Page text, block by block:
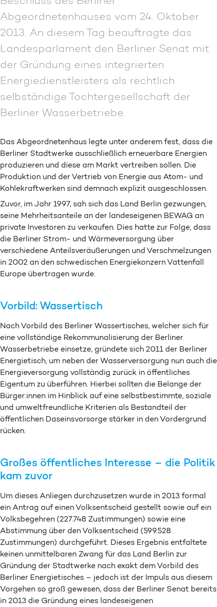
Abgeordnetenhauses vom 24. Oktober
2013. An diesem Tag beauftragte das
Landesparlament den Berliner Senat mit
der Gründung eines integrierten
Energiedienstleisters als rechtlich
selbständige Tochtergesellschaft der
Berliner Wasserbetriebe.
Das Abgeordnetenhaus legte unter anderem fest, dass die
Berliner Stadtwerke ausschließlich erneuerbare Energien
produzieren und diese am Markt vertreiben sollen. Die
Produktion und der Vertrieb von Energie aus Atom- und
Kohlekraftwerken sind demnach explizit ausgeschlossen.
Zuvor, im Jahr 1997, sah sich das Land Berlin gezwungen,
seine Mehrheitsanteile an der landeseigenen BEWAG an
private Investoren zu verkaufen. Dies hatte zur Folge, dass
die Berliner Strom- und Wärmeversorgung über
verschiedene Anteilsveräußerungen und Verschmelzungen
in 2002 an den schwedischen Energiekonzern Vattenfall
Europe übertragen wurde.
Vorbild: Wassertisch
Nach Vorbild des Berliner Wassertisches, welcher sich für
eine vollständige Rekommunalisierung der Berliner
Wasserbetriebe einsetze, gründete sich 2011 der Berliner
Energietisch, um neben der Wasserversorgung nun auch die
Energieversorgung vollständig zurück in öffentliches
Eigentum zu überführen. Hierbei sollten die Belange der
Bürger:innen im Hinblick auf eine selbstbestimmte, soziale
und umweltfreundliche Kriterien als Bestandteil der
öffentlichen Daseinsvorsorge stärker in den Vordergrund
rücken.
Großes öffentliches Interesse – die Politik
kam zuvor
Um dieses Anliegen durchzusetzen wurde in 2013 formal
ein Antrag auf einen Volksentscheid gestellt sowie auf ein
Volksbegehren (227.748 Zustimmungen) sowie eine
Abstimmung über den Volksentscheid (599.528
Zustimmungen) durchgeführt. Dieses Ergebnis entfaltete
keinen unmittelbaren Zwang für das Land Berlin zur
Gründung der Stadtwerke nach exakt dem Vorbild des
Berliner Energietisches – jedoch ist der Impuls aus diesem
Vorgehen so groß gewesen, dass der Berliner Senat bereits
in 2013 die Gründung eines landeseigenen